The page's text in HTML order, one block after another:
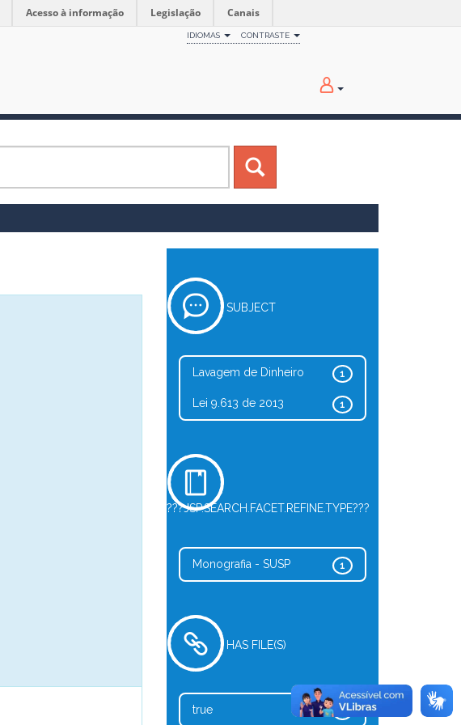
Acesso à informação Legislação Canais
IDIOMAS CONTRASTE
SUBJECT
1
Lavagem de Dinheiro
1
Lei 9.613 de 2013
???JSP.SEARCH.FACET.REFINE.TYPE???
1
Monografia - SUSP
HAS FILE(S)
1
true